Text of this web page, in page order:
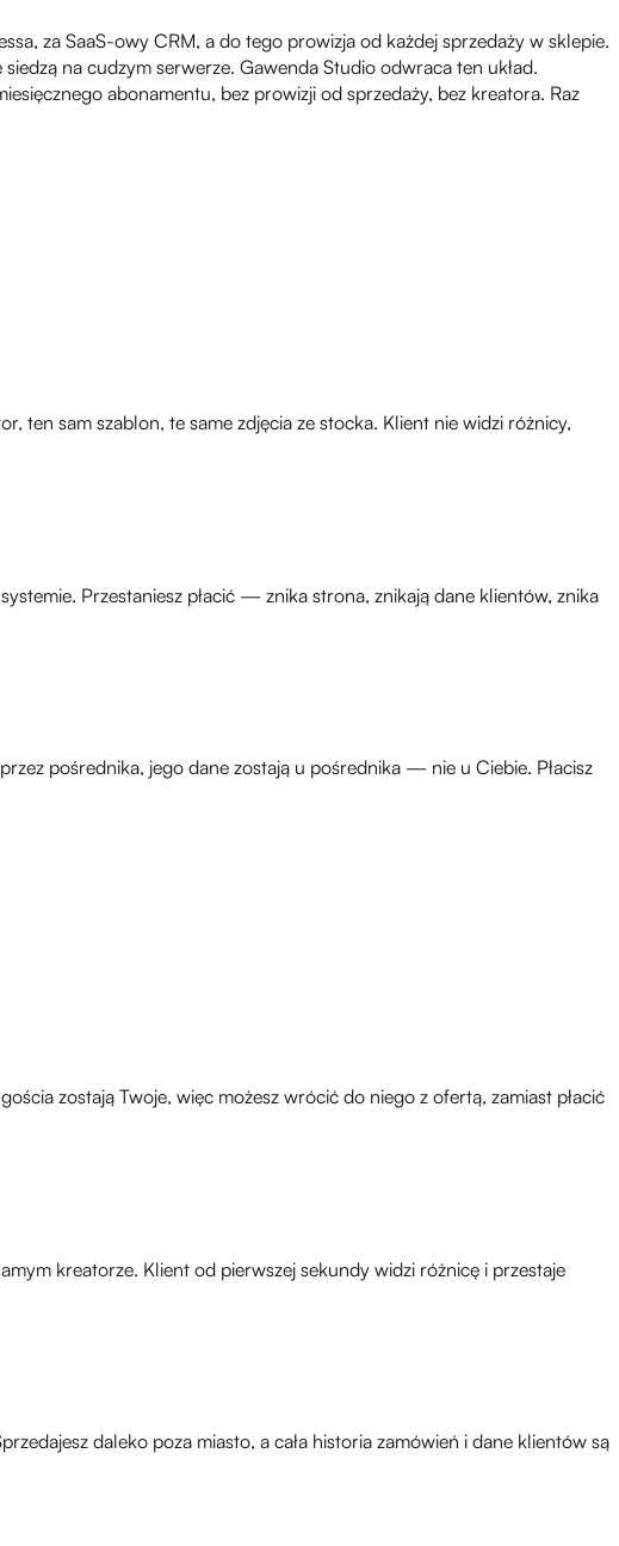
za SaaS-owy CRM, a do tego prowizja od każdej sprzedaży w sklepie.
na cudzym serwerze. Gawenda Studio odwraca ten układ.
abonamentu, bez prowizji od sprzedaży, bez kreatora. Raz
ten sam szablon, te same zdjęcia ze stocka. Klient nie widzi różnicy,
Przestaniesz płacić — znika strona, znikają dane klientów, znika
pośrednika, jego dane zostają u pośrednika — nie u Ciebie. Płacisz
zostają Twoje, więc możesz wrócić do niego z ofertą, zamiast płacić
kreatorze. Klient od pierwszej sekundy widzi różnicę i przestaje
daleko poza miasto, a cała historia zamówień i dane klientów są